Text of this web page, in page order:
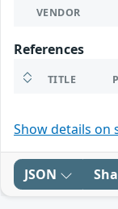
VENDOR
References
TITLE
Show details on
JSON